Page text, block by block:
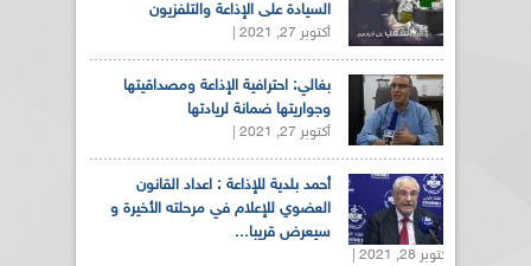
السيادة على الإذاعة والتلفزيون
أكتوبر 27, 2021 |
بغالي: احترافية الإذاعة ومصداقيتها
وجواريتها ضمانة لريادتها
أكتوبر 27, 2021 |
أحمد بلدية للإذاعة : اعداد القانون
العضوي للإعلام في مرحلته الأخيرة و
سيعرض قريبا...
أكتوبر 28, 2021 |